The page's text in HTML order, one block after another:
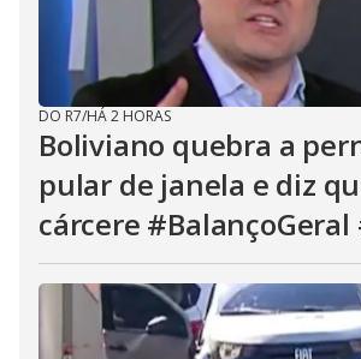
DO R7/HÁ 2 HORAS
Boliviano quebra a
pular de janela e diz
cárcere #BalançoGeral